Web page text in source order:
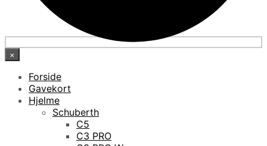
×
Forside
Gavekort
Hjelme
Schuberth
C5
C3 PRO